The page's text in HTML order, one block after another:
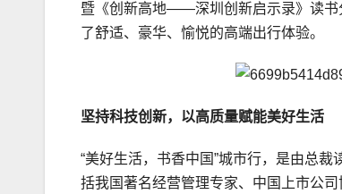
暨《创新高地——深圳创新启示录》读书
了舒适、豪华、愉悦的高端出行体验。
坚持科技创新，以高质量赋能美好生活
“美好生活，书香中国”城市行，是由总
括我国著名经营管理专家、中国上市公